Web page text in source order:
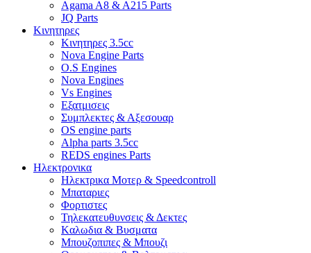
Agama A8 & A215 Parts
JQ Parts
Κινητηρες
Κινητηρες 3.5cc
Nova Engine Parts
O.S Engines
Nova Engines
Vs Engines
Εξατμισεις
Συμπλεκτες & Αξεσουαρ
OS engine parts
Alpha parts 3.5cc
REDS engines Parts
Ηλεκτρονικα
Ηλεκτρικα Μοτερ & Speedcontroll
Μπαταριες
Φορτιστες
Τηλεκατευθυνσεις & Δεκτες
Kαλωδια & Βυσματα
Μπουζοπιπες & Μπουζι